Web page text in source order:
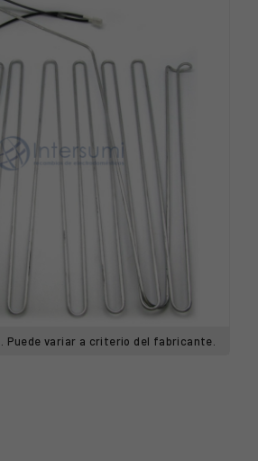
Puede variar a criterio del fabricante.